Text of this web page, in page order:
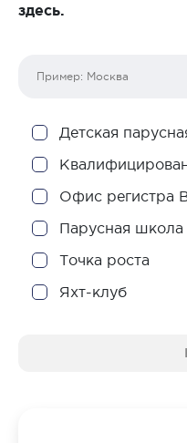
здесь.
Детская
Офис регистра
Парусная школа
Точка роста
Яхт-клуб